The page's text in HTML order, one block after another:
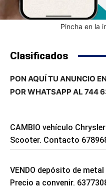
Pincha en la
Clasificados
PON AQUÍ TU ANUNCIO
POR WHATSAPP AL 744
CAMBIO vehículo
Scooter. Contacto
VENDO depósito de
Precio a convenir.